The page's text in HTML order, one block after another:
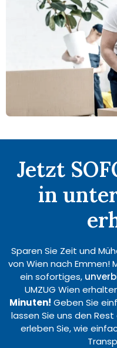
Jetzt
in
Sparen Sie Zeit und
von Wien nach Emmen!
ein sofortiges,
UMZUG Wien
Minuten! Geben Sie
lassen Sie uns den
erleben Sie, wie